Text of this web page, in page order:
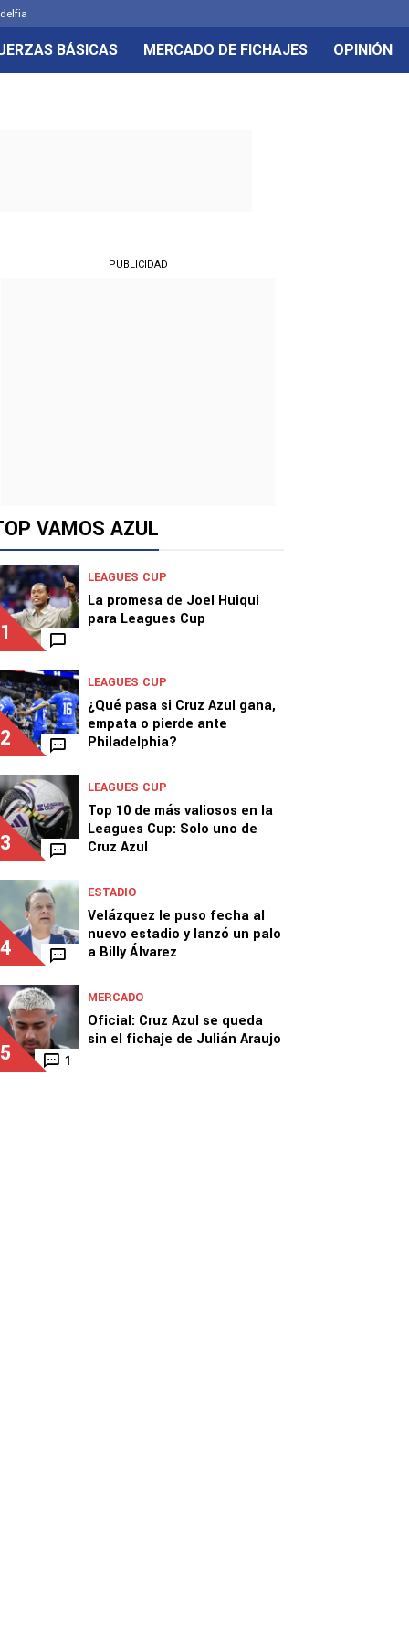
BÁSICAS MERCADO DE FICHAJES OPINIÓN
PUBLICIDAD
VAMOS AZUL
1
LEAGUES CUP
La promesa de Joel Huiqui
para Leagues Cup
2
LEAGUES CUP
¿Qué pasa si Cruz Azul gana,
empata o pierde ante
Philadelphia?
3
LEAGUES CUP
Top 10 de más valiosos en la
Leagues Cup: Solo uno de
Cruz Azul
4
ESTADIO
Velázquez le puso fecha al
nuevo estadio y lanzó un palo
a Billy Álvarez
5 1
MERCADO
Oficial: Cruz Azul se queda
sin el fichaje de Julián Araujo